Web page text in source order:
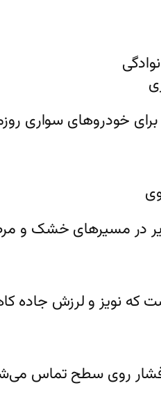
برای خودروهای
در مسیرهای خشک و
که نویز و لرزش جاده
فشار روی سطح تماس